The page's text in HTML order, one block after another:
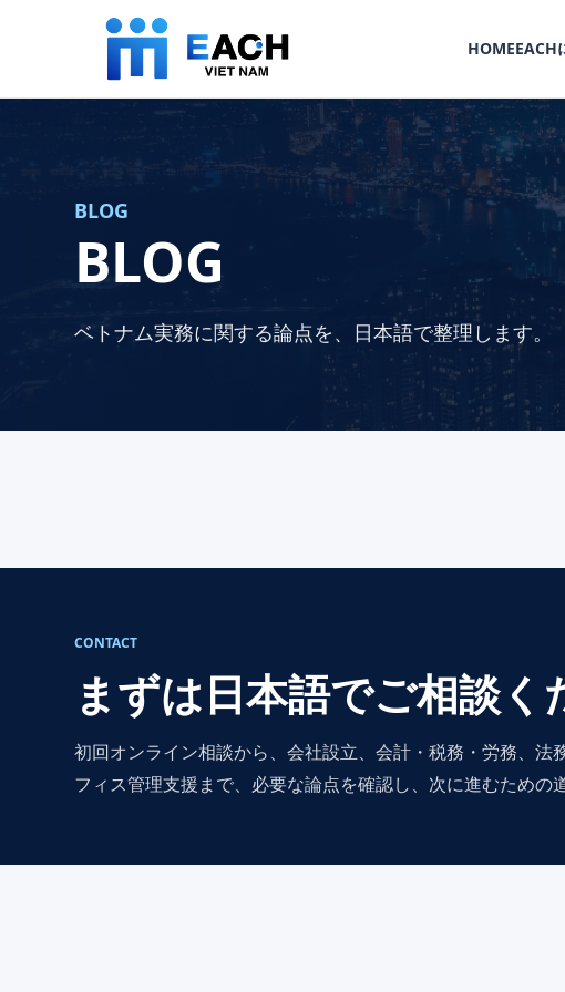
HOMEEACH
BLOG
BLOG
ベトナム実務に関する論点を、日本語で整理します。
CONTACT
まずは日本語でご相談く
初回オンライン相談から、会社設立、会計・税務・労務、
フィス管理支援まで、必要な論点を確認し、次に進むための